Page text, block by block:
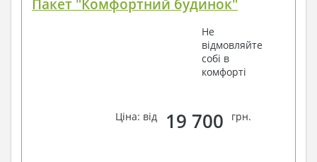
Пакет "Комфортний будинок"
Не
відмовляйте
собі в
комфорті
Ціна: від 19 700 грн.